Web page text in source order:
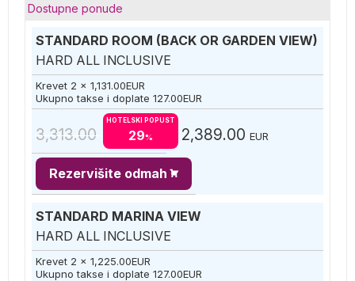
Dostupne ponude
STANDARD ROOM (BACK OR GARDEN VIEW)
HARD ALL INCLUSIVE
Krevet 2 x 1,131.00EUR
Ukupno takse i doplate 127.00EUR
3,313.00
HOTELSKI POPUST
29% 2,389.00 EUR
Rezervišite odmah
STANDARD MARINA VIEW
HARD ALL INCLUSIVE
Krevet 2 x 1,225.00EUR
Ukupno takse i doplate 127.00EUR